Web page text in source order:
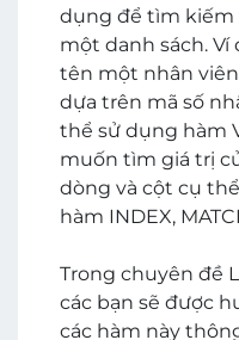
dụng để tìm kiếm
một danh sách.
tên một nhân
dựa trên mã số
thể sử dụng hàm
muốn tìm giá trị
dòng và cột cụ
hàm INDEX,
Trong chuyên đề
các bạn sẽ được
các hàm này